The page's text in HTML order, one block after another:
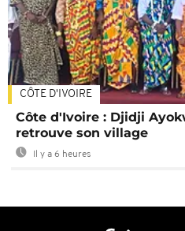
CÔTE D'IVOIRE
Côte d'Ivoire : Djidji
retrouve son village
Il y a 6 heures